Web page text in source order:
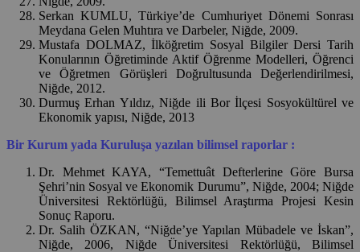
Serkan KUMLU, Türkiye’de Cumhuriyet Dönemi Sonrası
Meydana Gelen Muhtıra ve Darbeler, Niğde, 2009.
Mustafa DOLMAZ, İlköğretim Sosyal Bilgiler Dersi Tarih
Konularının Öğretiminde Aktif Öğrenme Modelleri, Öğrenci
ve Öğretmen Görüşleri Doğrultusunda Değerlendirilmesi,
Niğde, 2012.
Durmuş Erhan Yıldız, Niğde ili Bor İlçesi Sosyokültürel ve
Ekonomik yapısı, Niğde, 2013
Bir Kurum yada Kuruluşa yazılan bilimsel raporlar :
Dr. Mehmet KAYA, “Temettuât Defterlerine Göre Bursa
Şehri’nin Sosyal ve Ekonomik Durumu”, Niğde, 2004; Niğde
Üniversitesi Rektörlüğü, Bilimsel Araştırma Projesi Kesin
Sonuç Raporu.
Dr. Salih ÖZKAN, “Niğde’ye Yapılan Mübadele ve İskan”,
Niğde, 2006, Niğde Üniversitesi Rektörlüğü, Bilimsel